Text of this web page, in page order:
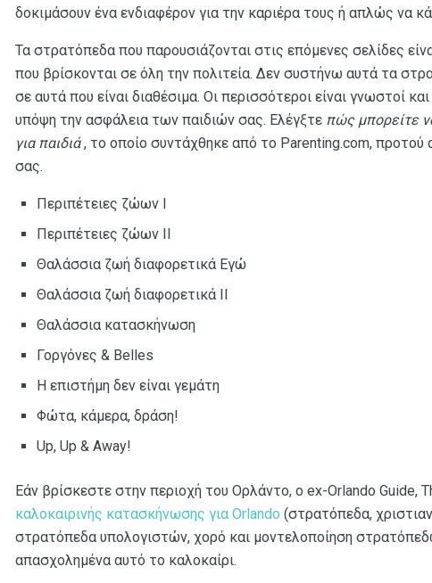
δοκιμάσουν ένα ενδιαφέρον για την καριέρα τους ή απλώς να
Τα στρατόπεδα που παρουσιάζονται στις επόμενες σελίδες
που βρίσκονται σε όλη την πολιτεία. Δεν συστήνω αυτά τα
σε αυτά που είναι διαθέσιμα. Οι περισσότεροι είναι γνωστοί
υπόψη την ασφάλεια των παιδιών σας. Ελέγξτε πώς μπορείτε
για παιδιά, το οποίο συντάχθηκε από το Parenting.com, προτού
σας.
Περιπέτειες ζώων I
Περιπέτειες ζώων II
Θαλάσσια ζωή διαφορετικά Εγώ
Θαλάσσια ζωή διαφορετικά II
Θαλάσσια κατασκήνωση
Γοργόνες & Belles
Η επιστήμη δεν είναι γεμάτη
Φώτα, κάμερα, δράση!
Up, Up & Away!
Εάν βρίσκεστε στην περιοχή του Ορλάντο, ο ex-Orlando Guide,
καλοκαιρινής κατασκήνωσης για Orlando (στρατόπεδα,
στρατόπεδα υπολογιστών, χορό και μοντελοποίηση
απασχολημένα αυτό το καλοκαίρι.